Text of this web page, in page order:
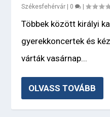
Székesfehérvár | 0 |
Többek között királyi
gyerekkoncertek és
várták vasárnap...
OLVASS TOVÁBB